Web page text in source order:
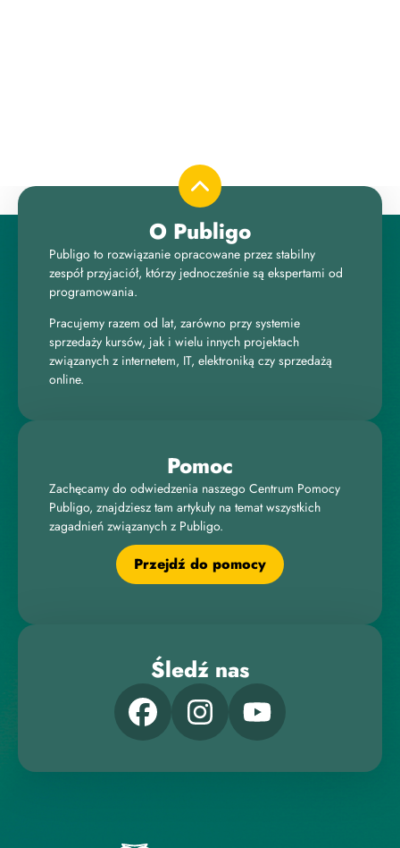
O Publigo
Publigo to rozwiązanie opracowane przez stabilny
zespół przyjaciół, którzy jednocześnie są ekspertami od
programowania.
Pracujemy razem od lat, zarówno przy systemie
sprzedaży kursów, jak i wielu innych projektach
związanych z internetem, IT, elektroniką czy sprzedażą
online.
Pomoc
Zachęcamy do odwiedzenia naszego Centrum Pomocy
Publigo, znajdziesz tam artykuły na temat wszystkich
zagadnień związanych z Publigo.
Przejdź do pomocy
Śledź nas